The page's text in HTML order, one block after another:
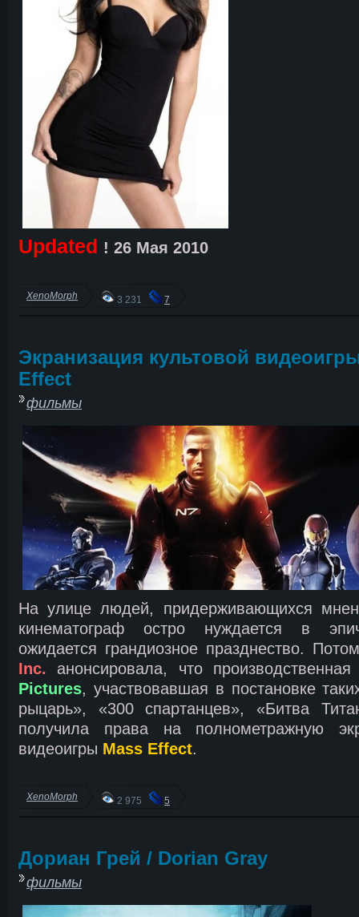
Updated ! 26 Мая 2010
XenoMorph 3 231 7
Экранизация культовой
Effect
фильмы
На улице людей, придерживающихся
кинематограф остро нуждается в
ожидается грандиозное празднество.
Inc. анонсировала, что
Pictures, участвовавшая в постановке
рыцарь», «300 спартанцев», «Битва
получила права на полнометражную
видеоигры Mass Effect.
XenoMorph 2 975 5
Дориан Грей / Dorian Gray
фильмы